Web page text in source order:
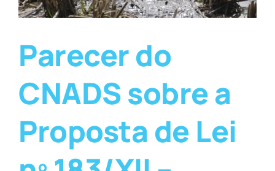
Parecer do
CNADS sobre a
Proposta de Lei